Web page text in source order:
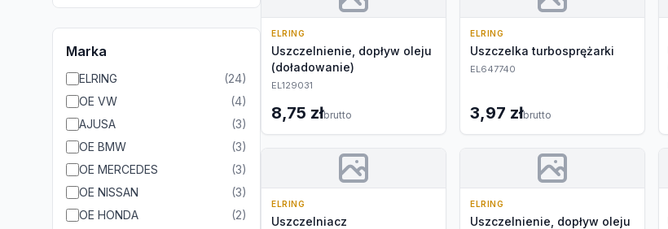
Marka
ELRING (24)
OE VW
(4)
AJUSA
(3)
OE BMW
(3)
OE MERCEDES
(3)
OE NISSAN
(3)
OE HONDA
(2)
ELRING
Uszczelnienie, dopływ oleju
(doładowanie)
EL129031
8,75 złbrutto
ELRING
Uszczelka turbosprężarki
EL647740
3,97 złbrutto
ELRING
Uszczelniacz
ELRING
Uszczelnienie, dopływ oleju